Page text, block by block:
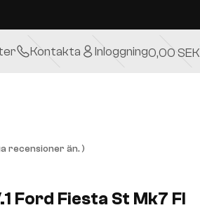
Kontakta Inloggning0,00SEK
recensioner än. )
Ford Fiesta St Mk7 Fl